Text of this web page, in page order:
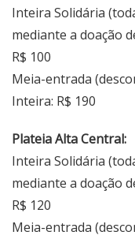
Inteira Solidária
mediante a doação
R$ 100
Meia-entrada
Inteira: R$ 190
Plateia Alta Central:
Inteira Solidária
mediante a doação
R$ 120
Meia-entrada